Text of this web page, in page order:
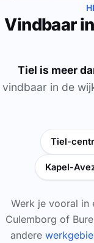
Vindbaar
Tiel is meer
vindbaar in de
Tiel-
Kapel-
Werk je vooral in
Culemborg of
andere